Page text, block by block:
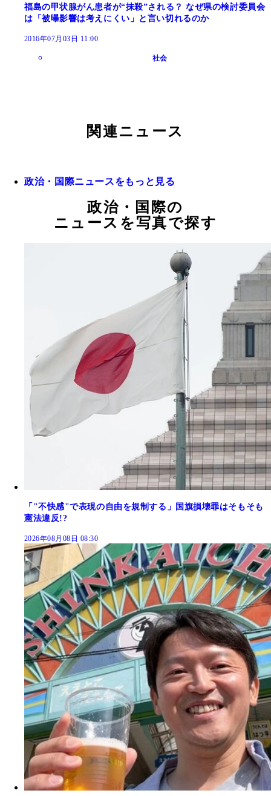
福島の甲状腺がん患者が“抹殺”される？ なぜ県の検討委員会
は「被曝影響は考えにくい」と言い切れるのか
2016年07月03日 11:00
社会
関連ニュース
政治・国際ニュースをもっと見る
政治・国際の
ニュースを写真で探す
「"不快感"で表現の自由を規制する」国旗損壊罪はそもそも
憲法違反!?
2026年08月08日 08:30